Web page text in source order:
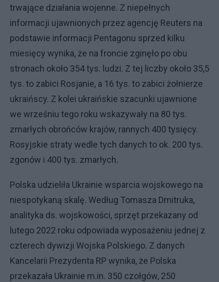
trwające działania wojenne. Z niepełnych
informacji ujawnionych przez agencję Reuters na
podstawie informacji Pentagonu sprzed kilku
miesięcy wynika, że na froncie zginęło po obu
stronach około 354 tys. ludzi. Z tej liczby około 35,5
tys. to zabici Rosjanie, a 16 tys. to zabici żołnierze
ukraińscy. Z kolei ukraińskie szacunki ujawnione
we wrześniu tego roku wskazywały na 80 tys.
zmarłych obrońców krajów, rannych 400 tysięcy.
Rosyjskie straty wedle tych danych to ok. 200 tys.
zgonów i 400 tys. zmarłych.
Polska udzieliła Ukrainie wsparcia wojskowego na
niespotykaną skalę. Według Tomasza Dmitruka,
analityka ds. wojskowości, sprzęt przekazany od
lutego 2022 roku odpowiada wyposażeniu jednej z
czterech dywizji Wojska Polskiego. Z danych
Kancelarii Prezydenta RP wynika, że Polska
przekazała Ukrainie m.in. 350 czołgów, 250